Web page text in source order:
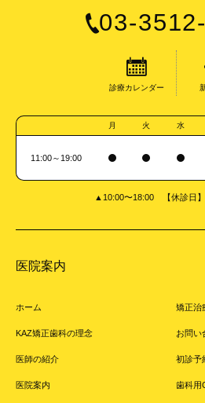
03-
診療カレンダー
月 火 水
11:00～19:00
▲10:00〜18:00 【休診日】
医院案内
ホーム
KAZ矯正歯科の理念
医師の紹介
医院案内
矯正治
お問い
初診予
歯科用